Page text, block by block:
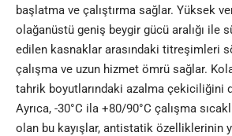
başlatma ve çalıştırma sağlar. Yüksek
olağanüstü geniş beygir gücü aralığı ile
edilen kasnaklar arasındaki titreşimleri
çalışma ve uzun hizmet ömrü sağlar.
tahrik boyutlarındaki azalma çekiciliğini
Ayrıca, -30°C ila +80/90°C çalışma
olan bu kayışlar, antistatik özelliklerinin